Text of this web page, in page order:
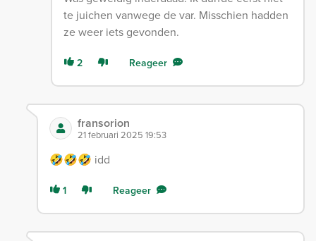
te juichen vanwege de var. Misschien hadden
ze weer iets gevonden.
2 Reageer
fransorion
21 februari 2025 19:53
🤣🤣🤣 idd
1 Reageer